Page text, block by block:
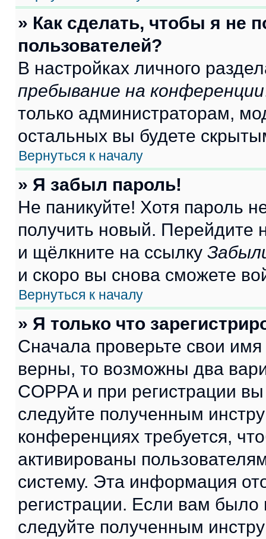
» Как сделать, чтобы я не
пользователей?
В настройках личного
пребывание на конференции
только администраторам,
остальных вы будете
Вернуться к началу
» Я забыл пароль!
Не паникуйте! Хотя пароль
получить новый. Перейдите
и щёлкните на ссылку
и скоро вы снова сможете
Вернуться к началу
» Я только что
Сначала проверьте свои
верны, то возможны два
COPPA и при регистрации
следуйте полученным
конференциях требуется,
активированы
систему. Эта информация
регистрации. Если вам
следуйте полученным